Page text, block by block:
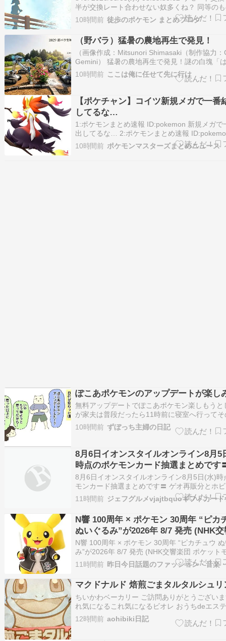
半が交換レート合わせない奴多くね？ 同等の
ばいいのに 得する事ばかり考えてる奴多い気
850: 2026/08/05(水) 08:57:39.73 >>846 そん
否られるから…
10時間前 徒歩のポケモン まとめブログ
（野バラ）猛暑の農地再生で発見！
（画像作成：Mitsunori Shimasaki（制作協力
Gemini） 猛暑の農地再生で発見！謎の白塊「
ん」と、AIロボットが3分で生垣を作る未来？
は！ 前回の「野バラプロジェクト」の記事か
10時間前 ここは俺に任せて先に行け
【ポケチャン】コイツ新規メガで一番
してるな…
1:ポケモンまとめ速報 ID:pokemon 新規メガで
出してるな… 2:ポケモンまとめ速報
じめんが当たらないだけのつまらんとくせい貰
に… 3:ポケモンまとめ速報 ID:pokemon 追加
10時間前 ポケモンマスターズまとめニュース
ぽこあポケモンのアップデートが楽し
無料アップデートでぽこあポケモン楽しもうと
が家夫は普段だったら11時前に寝室へ行って
寝るのですがこの日はわざわざ降りてきてアッ
してないか確認しにきました楽しみだったの
るな… ぽこ あ ポケモン価…
10時間前 ずぼっち主婦の日記
8月6日イオンスタイルオンライン8月5
時点のポケモンカード抽選まとめです
再販分とホビーステーションのポケカ
記念商品の抽選受付は明日終了します
オ ストームエメラルダ/ブラックボル
ーション 拡張パック 30th
8月6日イオンスタイルオンライン8月5日(水)時
モンカード抽選まとめです〓 ゲオ再販分とホ
ーションのポケカ30周年記念商品の抽選受付
了します！ 〓ゲオ ストームエメラルダ/ブラッ
ト/ホワイトフレア 8月6日(木)17:59まで ホビ
ション …
11時間前
N響 100周年 × ポケモン 30周年 “ピカ
ぬいぐるみ”が2026年 8/7 発売 (NHK
ポケットモンスター Pokemon)
N響 100周年 × ポケモン 30周年 “ピカチュウ
み”が2026年 8/7 発売 (NHK交響楽団 ポケット
ー P […]
11時間前
マクドナルド 焙煎ごまタルタルシュリ
ちいかわベーカリー ご訪問ありがとうござい
れ気になるこれ気になるビオレ おうちdeエス
プクレイ洗顔 １８０ｇ 毛穴 黒ずみ 毛穴汚れ
イ 洗顔料Amazon（アマゾン）1,090円
12時間前 aohibiki日記